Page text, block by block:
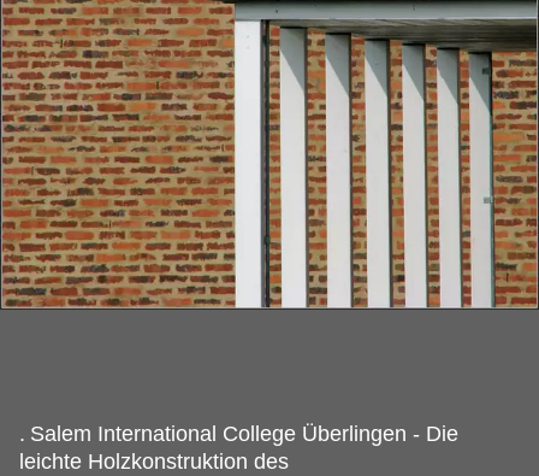
. Salem International College Überlingen - Die
leichte Holzkonstruktion des